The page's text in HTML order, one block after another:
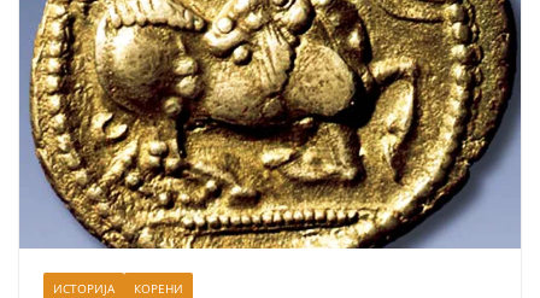
ИСТОРИЈА КОРЕНИ